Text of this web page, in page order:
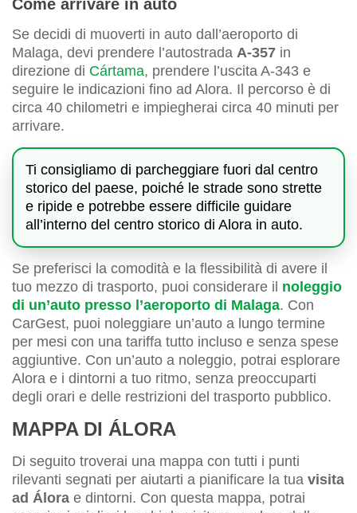
Come arrivare in auto
Se decidi di muoverti in auto dall’aeroporto di
Malaga, devi prendere l’autostrada A-357 in
direzione di Cártama, prendere l’uscita A-343 e
seguire le indicazioni fino ad Alora. Il percorso è di
circa 40 chilometri e impiegherai circa 40 minuti per
arrivare.
Ti consigliamo di parcheggiare fuori dal centro
storico del paese, poiché le strade sono strette
e ripide e potrebbe essere difficile guidare
all’interno del centro storico di Alora in auto.
Se preferisci la comodità e la flessibilità di avere il
tuo mezzo di trasporto, puoi considerare il noleggio
di un’auto presso l’aeroporto di Malaga. Con
CarGest, puoi noleggiare un’auto a lungo termine
per mesi con una tariffa tutto incluso e senza spese
aggiuntive. Con un’auto a noleggio, potrai esplorare
Alora e i dintorni a tuo ritmo, senza preoccuparti
degli orari e delle restrizioni del trasporto pubblico.
MAPPA DI ÁLORA
Di seguito troverai una mappa con tutti i punti
rilevanti segnati per aiutarti a pianificare la tua visita
ad Álora e dintorni. Con questa mappa, potrai